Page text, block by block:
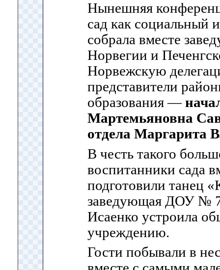
Нынешняя
сад как социальный
собрала вместе
Норвегии и
Норвежскую
представители
образования —
Мартемьяновна
отдела Маргарита
В честь такого
воспитанники сада
подготовили танец
заведующая ДОУ №
Исаенко устроила
учреждению.
Гости побывали в